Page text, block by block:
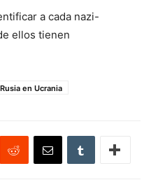
a cada nazi-
ellos tienen
en Ucrania